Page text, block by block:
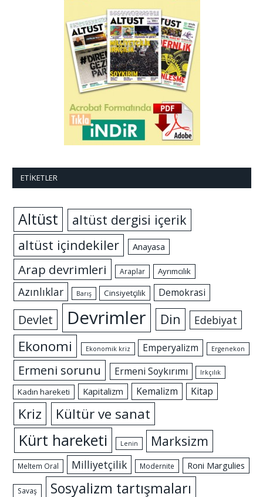
ETIKETLER
Altüst
altüst dergisi içerik
altüst içindekiler
Anayasa
Arap devrimleri Araplar Ayrımcılık
Azınlıklar Barış Cinsiyetçilik Demokrasi
Devlet Devrimler Din Edebiyat
Ekonomi Ekonomik kriz Emperyalizm Ergenekon
Ermeni sorunu Ermeni Soykırımı Irkçılık
Kadın hareketi Kapitalizm Kemalizm Kitap
Kriz Kültür ve sanat
Kürt hareketi Lenin Marksizm
Meltem Oral Milliyetçilik Modernite Roni Margulies
Savaş Sosyalizm tartışmaları